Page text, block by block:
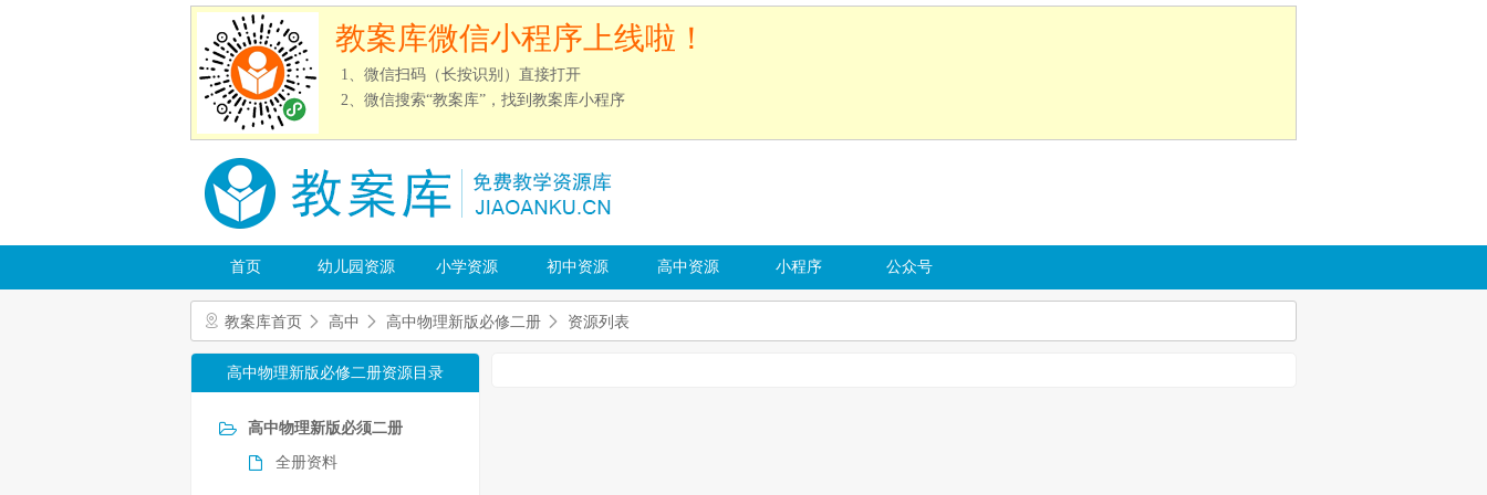
教案库微信小程序上线啦！
1、微信扫码（长按识别）直接打开
2、微信搜索“教案库”，找到教案库小程序
首页 幼儿园资源 小学资源 初中资源 高中资源 小程序 公众号
教案库首页 高中 高中物理新版必修二册 资源列表
高中物理新版必修二册资源目录
高中物理新版必须二册
全册资料